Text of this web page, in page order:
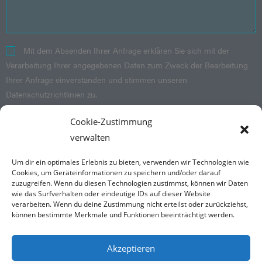
Cookie-Zustimmung
verwalten
Um dir ein optimales Erlebnis zu bieten, verwenden wir Technologien wie
Cookies, um Geräteinformationen zu speichern und/oder darauf
zuzugreifen. Wenn du diesen Technologien zustimmst, können wir Daten
wie das Surfverhalten oder eindeutige IDs auf dieser Website
verarbeiten. Wenn du deine Zustimmung nicht erteilst oder zurückziehst,
können bestimmte Merkmale und Funktionen beeinträchtigt werden.
Akzeptieren
Mit dem Absenden Ihrer Anfrage erklären Sie sich mit der
Verarbeitung Ihrer angegebenen Daten zum Zweck der Bearbeitung
Ihrer Anfrage einverstanden und stimmen unseren
Datenschutzrichtlinien zu.
SENDEN
Folge mir Instagram und Facebook